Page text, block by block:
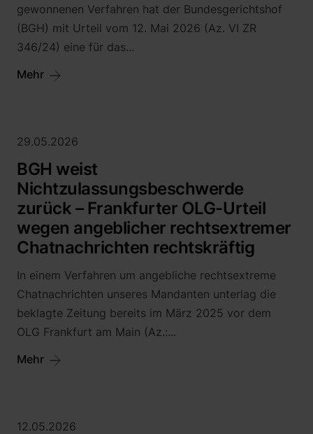
gewonnenen Verfahren hat der Bundesgerichtshof
(BGH) mit Urteil vom 12. Mai 2026 (Az. VI ZR
346/24) eine für das...
Mehr
29.05.2026
BGH weist
Nichtzulassungsbeschwerde
zurück – Frankfurter OLG-Urteil
wegen angeblicher rechtsextremer
Chatnachrichten rechtskräftig
In einem Verfahren um angebliche rechtsextreme
Chatnachrichten unseres Mandanten unterlag die
beklagte Zeitung bereits im März 2025 vor dem
OLG Frankfurt am Main (Az.:...
Mehr
12.05.2026